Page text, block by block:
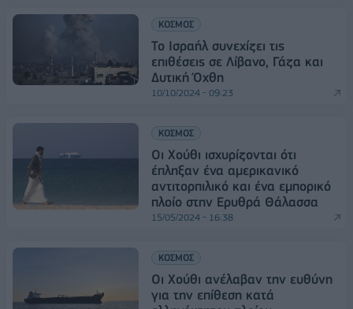
ΚΟΣΜΟΣ
Το Ισραήλ συνεχίζει τις
επιθέσεις σε Λίβανο, Γάζα και
Δυτική Όχθη
10/10/2024 - 09:23
ΚΟΣΜΟΣ
Οι Χούθι ισχυρίζονται ότι
έπληξαν ένα αμερικανικό
αντιτορπιλικό και ένα εμπορικό
πλοίο στην Ερυθρά Θάλασσα
15/05/2024 - 16:38
ΚΟΣΜΟΣ
Οι Χούθι ανέλαβαν την ευθύνη
για την επίθεση κατά